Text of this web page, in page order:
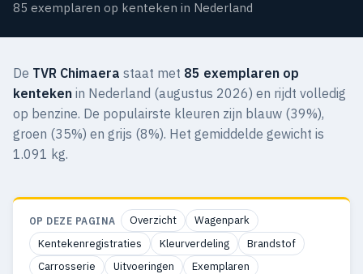
85 exemplaren op kenteken in Nederland
De TVR Chimaera staat met 85 exemplaren op
kenteken in Nederland (augustus 2026) en rijdt volledig
op benzine. De populairste kleuren zijn blauw (39%),
groen (35%) en grijs (8%). Het gemiddelde gewicht is
1.091 kg.
OP DEZE PAGINA Overzicht
Wagenpark
Kentekenregistraties
Kleurverdeling
Brandstof
Carrosserie
Uitvoeringen Exemplaren